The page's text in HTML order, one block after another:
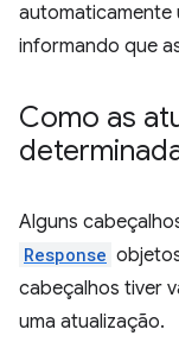
automaticamente
informando que
Como as
Alguns
Response
cabeçalhos tiver
uma atualização.